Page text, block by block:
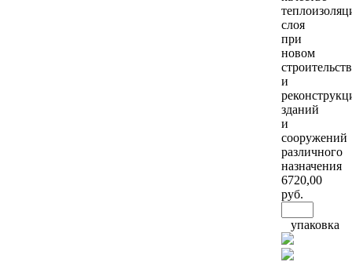
слоя
при
новом
и
зданий
и
сооружений
различного
назначения
6720,00
руб.
упаковка